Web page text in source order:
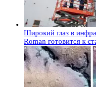
Широкий глаз в
Roman готовится к